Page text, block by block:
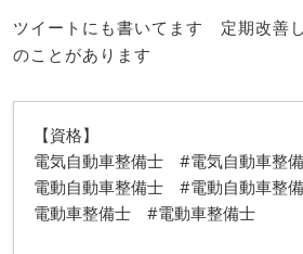
ツイートにも書いてます 定期改善
のことがあります
【資格】
電気自動車整備士 #電気自動車整
電動自動車整備士 #電動自動車整
電動車整備士 #電動車整備士